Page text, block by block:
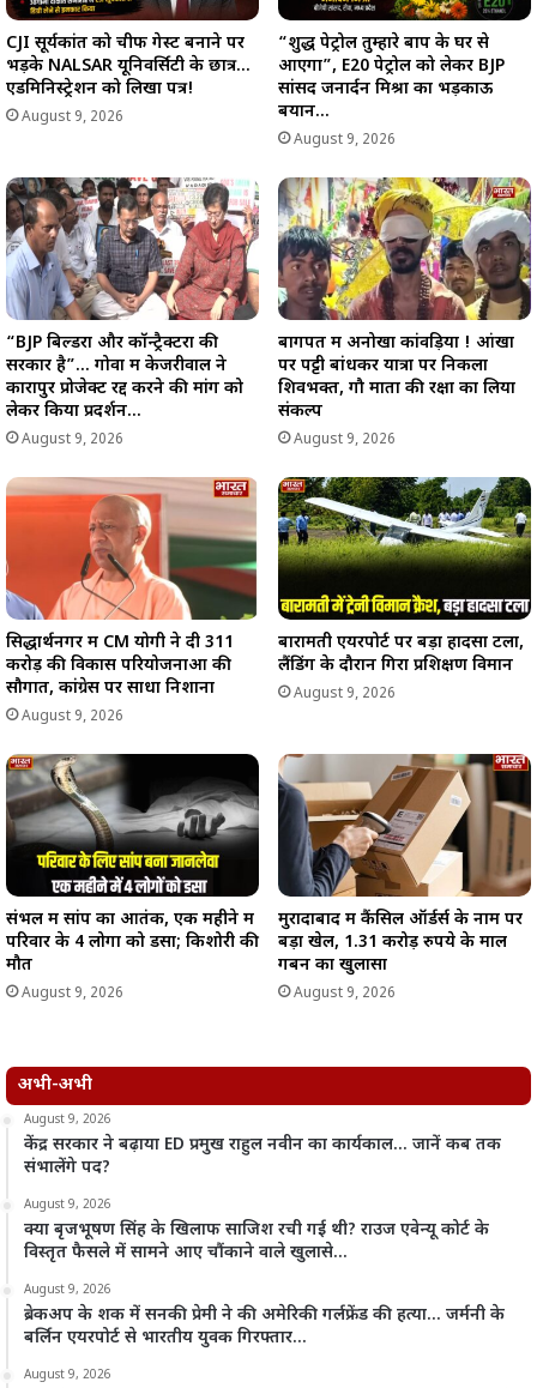
CJI सूर्यकांत को चीफ गेस्ट बनाने पर
भड़के NALSAR यूनिवर्सिटी के छात्र…
एडमिनिस्ट्रेशन को लिखा पत्र!
August 9, 2026
“शुद्ध पेट्रोल तुम्हारे बाप के घर से
आएगा”, E20 पेट्रोल को लेकर BJP
सांसद जनार्दन मिश्रा का भड़काऊ
बयान…
August 9, 2026
“BJP बिल्डरों और कॉन्ट्रैक्टरों की
सरकार है”… गोवा में केजरीवाल ने
कारापुर प्रोजेक्ट रद्द करने की मांग को
लेकर किया प्रदर्शन…
August 9, 2026
बागपत में अनोखा कांवड़िया ! आंखों
पर पट्टी बांधकर यात्रा पर निकला
शिवभक्त, गौ माता की रक्षा का लिया
संकल्प
August 9, 2026
सिद्धार्थनगर में CM योगी ने दी 311
करोड़ की विकास परियोजनाओं की
सौगात, कांग्रेस पर साधा निशाना
August 9, 2026
बारामती एयरपोर्ट पर बड़ा हादसा टला,
लैंडिंग के दौरान गिरा प्रशिक्षण विमान
August 9, 2026
संभल में सांप का आतंक, एक महीने में
परिवार के 4 लोगों को डसा; किशोरी की
मौत
August 9, 2026
मुरादाबाद में कैंसिल ऑर्डर्स के नाम पर
बड़ा खेल, 1.31 करोड़ रुपये के माल
गबन का खुलासा
August 9, 2026
अभी-अभी
August 9, 2026
केंद्र सरकार ने बढ़ाया ED प्रमुख राहुल नवीन का कार्यकाल… जानें कब तक
संभालेंगे पद?
August 9, 2026
क्या बृजभूषण सिंह के खिलाफ साजिश रची गई थी? राउज एवेन्यू कोर्ट के
विस्तृत फैसले में सामने आए चौंकाने वाले खुलासे…
August 9, 2026
ब्रेकअप के शक में सनकी प्रेमी ने की अमेरिकी गर्लफ्रेंड की हत्या… जर्मनी के
बर्लिन एयरपोर्ट से भारतीय युवक गिरफ्तार…
August 9, 2026